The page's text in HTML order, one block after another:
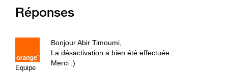
Réponses
Equipe
Bonjour Abir Timoumi,
La désactivation a bien été effectuée .
Merci :)